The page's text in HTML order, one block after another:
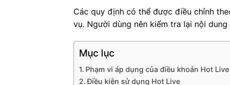
Các quy định có thể được điều chỉnh
vụ. Người dùng nên kiểm tra lại nội
Mục lục
Phạm vi áp dụng của điều khoản Hot Live
Điều kiện sử dụng Hot Live